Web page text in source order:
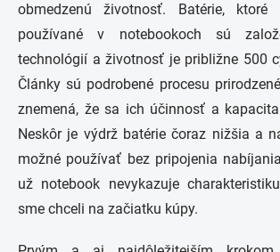
obmedzenú životnosť. Batérie, ktoré
používané v notebookoch sú
technológií a životnosť je približne 500
Články sú podrobené procesu
znemená, že sa ich účinnosť a
Neskôr je výdrž batérie čoraz nižšia a
možné používať bez pripojenia
už notebook nevykazuje
sme chceli na začiatku kúpy.